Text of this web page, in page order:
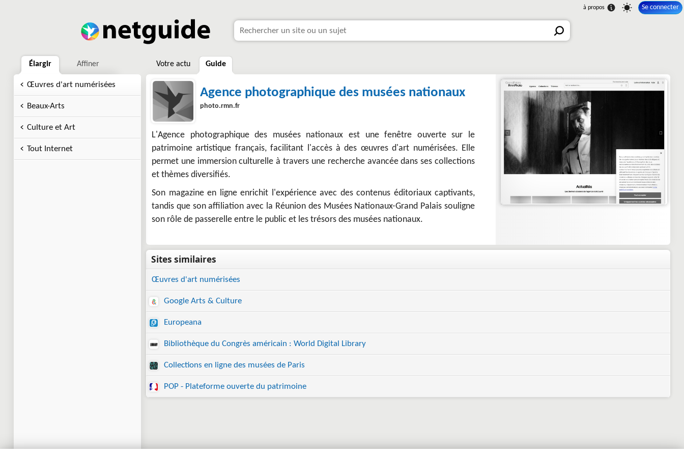
Se connecter
Élargir Affiner
Œuvres d'art numérisées
Beaux-Arts
Culture et Art
Tout Internet
Votre actu Guide
Agence photographique des musées nationaux
photo.rmn.fr
L'Agence photographique des musées nationaux est une fenêtre ouverte sur le
patrimoine artistique français, facilitant l'accès à des œuvres d'art numérisées. Elle
permet une immersion culturelle à travers une recherche avancée dans ses collections
et thèmes diversifiés.
Son magazine en ligne enrichit l'expérience avec des contenus éditoriaux captivants,
tandis que son affiliation avec la Réunion des Musées Nationaux-Grand Palais souligne
son rôle de passerelle entre le public et les trésors des musées nationaux.
Œuvres d'art numérisées
Google Arts & Culture
Europeana
Bibliothèque du Congrès américain : World Digital Library
Collections en ligne des musées de Paris
POP - Plateforme ouverte du patrimoine